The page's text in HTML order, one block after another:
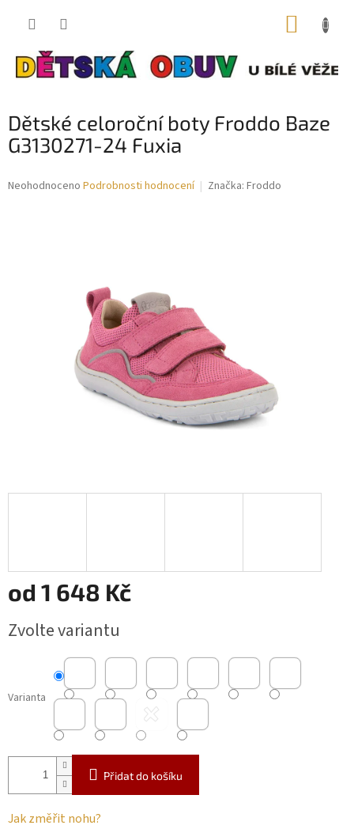
Dětské celoroční boty Froddo Baze
G3130271-24 Fuxia
Průměrné
Neohodnoceno Podrobnosti hodnocení Značka: Froddo
od 1 648 Kč
cena:
Zvolte variantu
Varianta
Přidat do košíku
Jak změřit nohu?